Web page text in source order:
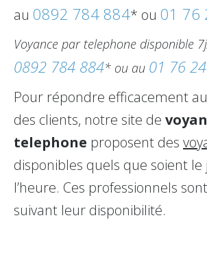
au 0892 784 884* ou 01 76
Voyance par telephone disponible
0892 784 884* ou au 01 76
Pour répondre efficacement
des clients, notre site de
telephone proposent des
disponibles quels que soient
l’heure. Ces professionnels
suivant leur disponibilité.